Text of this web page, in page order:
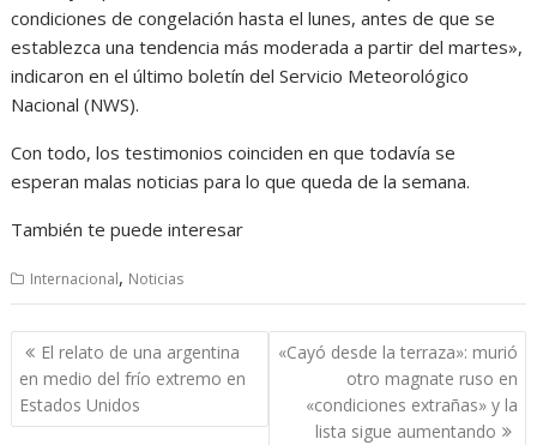
condiciones de congelación hasta el lunes, antes de que se
establezca una tendencia más moderada a partir del martes»,
indicaron en el último boletín del Servicio Meteorológico
Nacional (NWS).
Con todo, los testimonios coinciden en que todavía se
esperan malas noticias para lo que queda de la semana.
También te puede interesar
Internacional, Noticias
Navegación
de
entradas
El relato de una argentina
en medio del frío extremo en
Estados Unidos
«Cayó desde la terraza»: murió
otro magnate ruso en
«condiciones extrañas» y la
lista sigue aumentando